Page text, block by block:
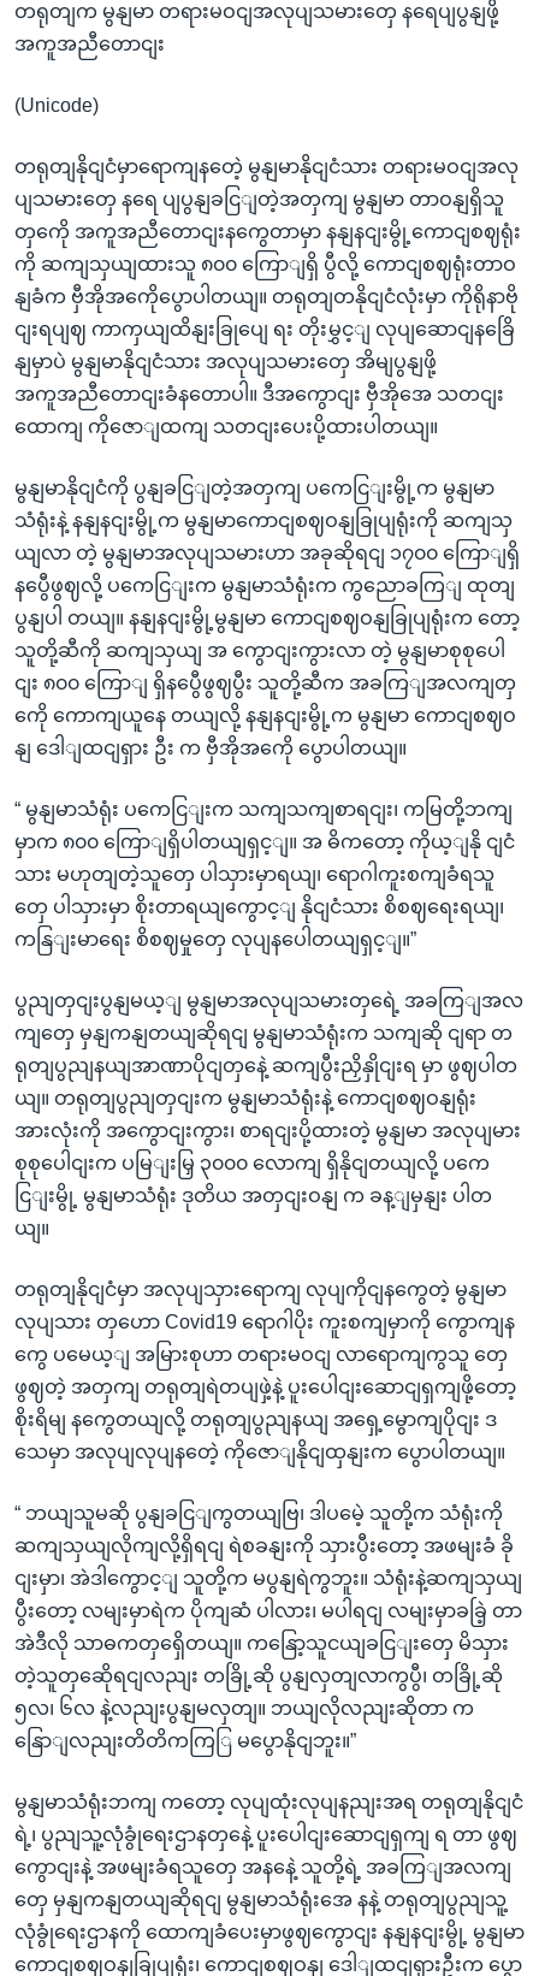
တရုတျက မွနျမာ တရားမဝငျအလုပျသမားတှေ နရေပျပွနျဖို့
အကူအညီတောငျး
(Unicode)
တရုတျနိုငျငံမှာရောကျနတေဲ့ မွနျမာနိုငျငံသား တရားမဝငျအလု
ပျသမားတှေ နရေ ပျပွနျခငြျတဲ့အတှကျ မွနျမာ တာဝနျရှိသူ
တှကေို အကူအညီတောငျးနကွေတာမှာ နနျနငျးမွို့ကောငျစဈရုံး
ကို ဆကျသှယျထားသူ ၈၀၀ ကြောျရှိ ပွီလို့ ကောငျစဈရုံးတာဝ
နျခံက ဗှီအိုအကေိုပွောပါတယျ။ တရုတျတနိုငျငံလုံးမှာ ကိုရိုနာဗို
ငျးရပျဈ ကာကှယျထိနျးခြုပျေ ရး တိုးမွှင့ျ လုပျဆောငျနခြေိ
နျမှာပဲ မွနျမာနိုငျငံသား အလုပျသမားတှေ အိမျပွနျဖို့
အကူအညီတောငျးခံနတောပါ။ ဒီအကွောငျး ဗှီအိုအေ သတငျး
ထောကျ ကိုဇောျထကျ သတငျးပေးပို့ထားပါတယျ။
မွနျမာနိုငျငံကို ပွနျခငြျတဲ့အတှကျ ပကေငြျးမွို့က မွနျမာ
သံရုံးနဲ့ နနျနငျးမွို့က မွနျမာကောငျစဈဝနျခြုပျရုံးကို ဆကျသှ
ယျလာ တဲ့ မွနျမာအလုပျသမားဟာ အခုဆိုရငျ ၁၇၀၀ ကြောျရှိ
နပွေီဖွဈလို့ ပကေငြျးက မွနျမာသံရုံးက ကွညောခကြျ ထုတျ
ပွနျပါ တယျ။ နနျနငျးမွို့မွနျမာ ကောငျစဈဝနျခြုပျရုံးက တော့
သူတို့ဆီကို ဆကျသှယျ အ ကွောငျးကွားလာ တဲ့ မွနျမာစုစုပေါ
ငျး ၈၀၀ ကြောျ ရှိနပွေီဖွဈပွီး သူတို့ဆီက အခကြျအလကျတှ
ကေို ကောကျယူနေ တယျလို့ နနျနငျးမွို့က မွနျမာ ကောငျစဈဝ
နျ ဒေါျထငျရှား ဦး က ဗှီအိုအကေို ပွောပါတယျ။
“ မွနျမာသံရုံး ပကေငြျးက သကျသကျစာရငျး၊ ကမြတို့ဘကျ
မှာက ၈၀၀ ကြောျရှိပါတယျရှင့ျ။ အ ဓိကတော့ ကိုယ့ျနို ငျငံ
သား မဟုတျတဲ့သူတှေ ပါသှားမှာရယျ၊ ရောဂါကူးစကျခံရသူ
တှေ ပါသှားမှာ စိုးတာရယျကွောင့ျ နိုငျငံသား စိစဈရေးရယျ၊
ကနြျးမာရေး စိစဈမှုတှေ လုပျနပေါတယျရှင့ျ။”
ပွညျတှငျးပွနျမယ့ျ မွနျမာအလုပျသမားတှရေဲ့ အခကြျအလ
ကျတှေ မှနျကနျတယျဆိုရငျ မွနျမာသံရုံးက သကျဆို ငျရာ တ
ရုတျပွညျနယျအာဏာပိုငျတှနေဲ့ ဆကျပွီးညှိနှိုငျးရ မှာ ဖွဈပါတ
ယျ။ တရုတျပွညျတှငျးက မွနျမာသံရုံးနဲ့ ကောငျစဈဝနျရုံး
အားလုံးကို အကွောငျးကွား၊ စာရငျးပို့ထားတဲ့ မွနျမာ အလုပျမား
စုစုပေါငျးက ပမြျးမြှ ၃၀၀၀ လောကျ ရှိနိုငျတယျလို့ ပကေ
ငြျးမွို့ မွနျမာသံရုံး ဒုတိယ အတှငျးဝနျ က ခန့ျမှနျး ပါတ
ယျ။
တရုတျနိုငျငံမှာ အလုပျသှားရောကျ လုပျကိုငျနကွေတဲ့ မွနျမာ
လုပျသား တှဟော Covid19 ရောဂါပိုး ကူးစကျမှာကို ကွောကျန
ကွေ ပမေယ့ျ အမြားစုဟာ တရားမဝငျ လာရောကျကွသူ တှေ
ဖွဈတဲ့ အတှကျ တရုတျရဲတပျဖှဲ့နဲ့ ပူးပေါငျးဆောငျရှကျဖို့တော့
စိုးရိမျ နကွေတယျလို့ တရုတျပွညျနယျ အရှေ့မွောကျပိုငျး ဒ
သေမှာ အလုပျလုပျနတေဲ့ ကိုဇောျနိုငျထှနျးက ပွောပါတယျ။
“ ဘယျသူမဆို ပွနျခငြျကွတယျဗြ၊ ဒါပမေဲ့ သူတို့က သံရုံးကို
ဆကျသှယျလိုကျလို့ရှိရငျ ရဲစခနျးကို သှားပွီးတော့ အဖမျးခံ ခို
ငျးမှာ၊ အဲဒါကွောင့ျ သူတို့က မပွနျရဲကွဘူး။ သံရုံးနဲ့ဆကျသှယျ
ပွီးတော့ လမျးမှာရဲက ပိုကျဆံ ပါလား၊ မပါရငျ လမျးမှာခခြဲ့ တာ
အဲဒီလို သာဓကတှရှေိတယျ။ ကနြော့သူငယျခငြျးတှေ မိသှား
တဲ့သူတှဆေိုရငျလညျး တခြို့ဆို ပွနျလှတျလာကွပွီ၊ တခြို့ဆို
၅လ၊ ၆လ နဲ့လညျးပွနျမလှတျ။ ဘယျလိုလညျးဆိုတာ က
နြောျလညျးတိတိကကြြ မပွောနိုငျဘူး။”
မွနျမာသံရုံးဘကျ ကတော့ လုပျထုံးလုပျနညျးအရ တရုတျနိုငျငံ
ရဲ့၊ ပွညျသူ့လုံခွုံရေးဌာနတှနေဲ့ ပူးပေါငျးဆောငျရှကျ ရ တာ ဖွဈ
ကွောငျးနဲ့ အဖမျးခံရသူတှေ အနနေဲ့ သူတို့ရဲ့ အခကြျအလကျ
တှေ မှနျကနျတယျဆိုရငျ မွနျမာသံရုံးအေ နနဲ့ တရုတျပွညျသူ့
လုံခွုံရေးဌာနကို ထောကျခံပေးမှာဖွဈကွောငျး နနျနငျးမွို့ မွနျမာ
ကောငျစဈဝနျခြုပျရုံး၊ ကောငျစဈဝနျ ဒေါျထငျရှားဦးက ပွော